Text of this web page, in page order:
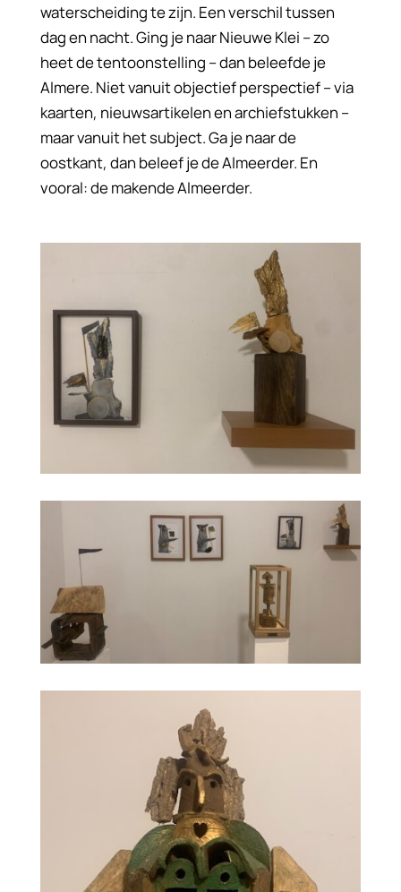
waterscheiding te zijn. Een verschil tussen
dag en nacht. Ging je naar Nieuwe Klei – zo
heet de tentoonstelling – dan beleefde je
Almere. Niet vanuit objectief perspectief – via
kaarten, nieuwsartikelen en archiefstukken –
maar vanuit het subject. Ga je naar de
oostkant, dan beleef je de Almeerder. En
vooral: de makende Almeerder.